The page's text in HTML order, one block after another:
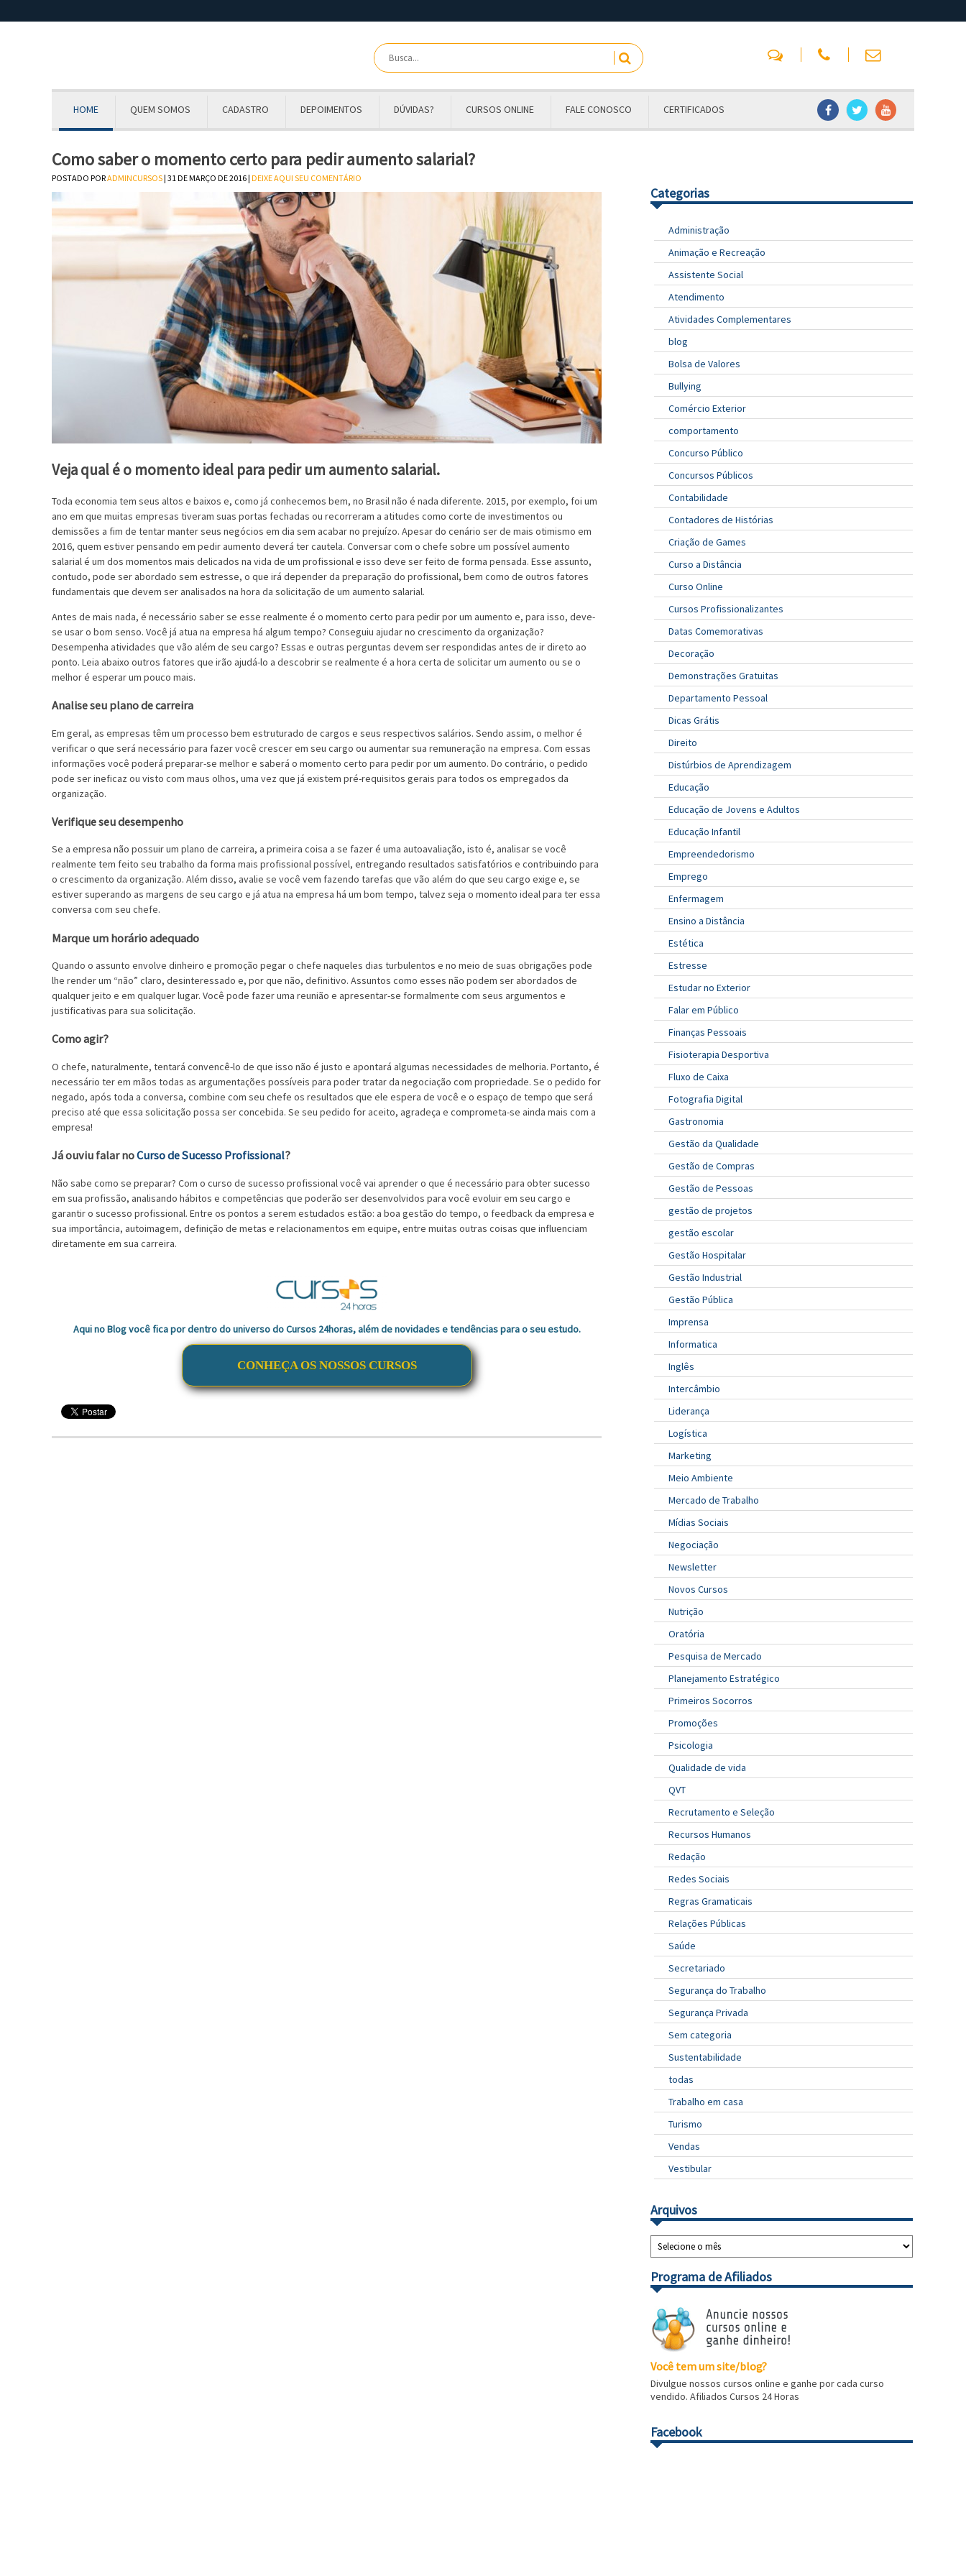
HOME QUEM SOMOS CADASTRO DEPOIMENTOS DÚVIDAS? CURSOS ONLINE FALE CONOSCO CERTIFICADOS
Como saber o momento certo para pedir aumento salarial?
POSTADO PORADMINCURSOS| 31 DE MARÇO DE 2016 | DEIXE AQUI SEU COMENTÁRIO
Veja qual é o momento ideal para pedir um aumento salarial.
Toda economia tem seus altos e baixos e, como já conhecemos bem, no Brasil não é nada diferente. 2015, por exemplo, foi um
ano em que muitas empresas tiveram suas portas fechadas ou recorreram a atitudes como corte de investimentos ou
demissões a fim de tentar manter seus negócios em dia sem acabar no prejuízo. Apesar do cenário ser de mais otimismo em
2016, quem estiver pensando em pedir aumento deverá ter cautela. Conversar com o chefe sobre um possível aumento
salarial é um dos momentos mais delicados na vida de um profissional e isso deve ser feito de forma pensada. Esse assunto,
contudo, pode ser abordado sem estresse, o que irá depender da preparação do profissional, bem como de outros fatores
fundamentais que devem ser analisados na hora da solicitação de um aumento salarial.
Antes de mais nada, é necessário saber se esse realmente é o momento certo para pedir por um aumento e, para isso, deve-
se usar o bom senso. Você já atua na empresa há algum tempo? Conseguiu ajudar no crescimento da organização?
Desempenha atividades que vão além de seu cargo? Essas e outras perguntas devem ser respondidas antes de ir direto ao
ponto. Leia abaixo outros fatores que irão ajudá-lo a descobrir se realmente é a hora certa de solicitar um aumento ou se o
melhor é esperar um pouco mais.
Analise seu plano de carreira
Em geral, as empresas têm um processo bem estruturado de cargos e seus respectivos salários. Sendo assim, o melhor é
verificar o que será necessário para fazer você crescer em seu cargo ou aumentar sua remuneração na empresa. Com essas
informações você poderá preparar-se melhor e saberá o momento certo para pedir por um aumento. Do contrário, o pedido
pode ser ineficaz ou visto com maus olhos, uma vez que já existem pré-requisitos gerais para todos os empregados da
organização.
Verifique seu desempenho
Se a empresa não possuir um plano de carreira, a primeira coisa a se fazer é uma autoavaliação, isto é, analisar se você
realmente tem feito seu trabalho da forma mais profissional possível, entregando resultados satisfatórios e contribuindo para
o crescimento da organização. Além disso, avalie se você vem fazendo tarefas que vão além do que seu cargo exige e, se
estiver superando as margens de seu cargo e já atua na empresa há um bom tempo, talvez seja o momento ideal para ter essa
conversa com seu chefe.
Marque um horário adequado
Quando o assunto envolve dinheiro e promoção pegar o chefe naqueles dias turbulentos e no meio de suas obrigações pode
lhe render um “não” claro, desinteressado e, por que não, definitivo. Assuntos como esses não podem ser abordados de
qualquer jeito e em qualquer lugar. Você pode fazer uma reunião e apresentar-se formalmente com seus argumentos e
justificativas para sua solicitação.
Como agir?
O chefe, naturalmente, tentará convencê-lo de que isso não é justo e apontará algumas necessidades de melhoria. Portanto, é
necessário ter em mãos todas as argumentações possíveis para poder tratar da negociação com propriedade. Se o pedido for
negado, após toda a conversa, combine com seu chefe os resultados que ele espera de você e o espaço de tempo que será
preciso até que essa solicitação possa ser concebida. Se seu pedido for aceito, agradeça e comprometa-se ainda mais com a
empresa!
Já ouviu falar noCurso de Sucesso Profissional?
Não sabe como se preparar? Com o curso de sucesso profissional você vai aprender o que é necessário para obter sucesso
em sua profissão, analisando hábitos e competências que poderão ser desenvolvidos para você evoluir em seu cargo e
garantir o sucesso profissional. Entre os pontos a serem estudados estão: a boa gestão do tempo, o feedback da empresa e
sua importância, autoimagem, definição de metas e relacionamentos em equipe, entre muitas outras coisas que influenciam
diretamente em sua carreira.
Aqui no Blog você fica por dentro do universo do Cursos 24horas, além de novidades e tendências para o seu estudo.
CONHEÇA OS NOSSOS CURSOS
Categorias
Administração
Animação e Recreação
Assistente Social
Atendimento
Atividades Complementares
blog
Bolsa de Valores
Bullying
Comércio Exterior
comportamento
Concurso Público
Concursos Públicos
Contabilidade
Contadores de Histórias
Criação de Games
Curso a Distância
Curso Online
Cursos Profissionalizantes
Datas Comemorativas
Decoração
Demonstrações Gratuitas
Departamento Pessoal
Dicas Grátis
Direito
Distúrbios de Aprendizagem
Educação
Educação de Jovens e Adultos
Educação Infantil
Empreendedorismo
Emprego
Enfermagem
Ensino a Distância
Estética
Estresse
Estudar no Exterior
Falar em Público
Finanças Pessoais
Fisioterapia Desportiva
Fluxo de Caixa
Fotografia Digital
Gastronomia
Gestão da Qualidade
Gestão de Compras
Gestão de Pessoas
gestão de projetos
gestão escolar
Gestão Hospitalar
Gestão Industrial
Gestão Pública
Imprensa
Informatica
Inglês
Intercâmbio
Liderança
Logística
Marketing
Meio Ambiente
Mercado de Trabalho
Mídias Sociais
Negociação
Newsletter
Novos Cursos
Nutrição
Oratória
Pesquisa de Mercado
Planejamento Estratégico
Primeiros Socorros
Promoções
Psicologia
Qualidade de vida
QVT
Recrutamento e Seleção
Recursos Humanos
Redação
Redes Sociais
Regras Gramaticais
Relações Públicas
Saúde
Secretariado
Segurança do Trabalho
Segurança Privada
Sem categoria
Sustentabilidade
todas
Trabalho em casa
Turismo
Vendas
Vestibular
Arquivos
Programa de Afiliados
Você tem um site/blog?
Divulgue nossos cursos online e ganhe por cada curso
vendido. Afiliados Cursos 24 Horas
Facebook